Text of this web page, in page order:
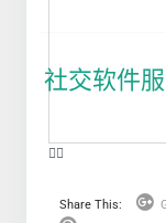
社交软件服
❤️‍🔥
Share This: